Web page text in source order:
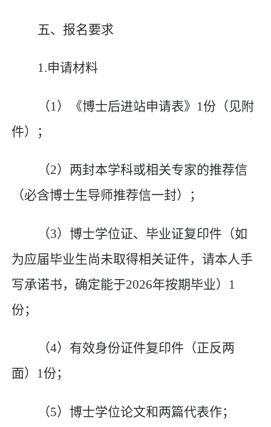
五、报名要求
1.申请材料
（1 ）《博士后进站申请表》 1份（见附
件）；
（2）两封本学科或相关专家的推荐信
（必含博士生导师推荐信一封） ；
（3）博士学位证、毕业证复印件（如
为应届毕业生尚未取得相关证件，请本人手
写承诺书，确定能于2026年按期毕业） 1
份；
（4）有效身份证件复印件（正反两
面） 1份；
（5）博士学位论文和两篇代表作；